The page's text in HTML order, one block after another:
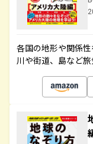
各国の地形や関係性
川や街道、島など